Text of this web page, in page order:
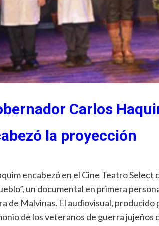
Carlos
la proyección
encabezó en el Cine Teatro Select
un documental en primera
de Malvinas. El audiovisual, producido
de los veteranos de guerra jujeños